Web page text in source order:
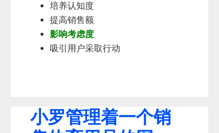
培养认知度
提高销售额
影响考虑度
吸引用户采取行动
小罗管理着一个销